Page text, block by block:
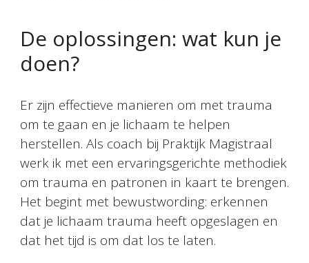
De oplossingen: wat kun je
doen?
Er zijn effectieve manieren om met trauma
om te gaan en je lichaam te helpen
herstellen. Als coach bij Praktijk Magistraal
werk ik met een ervaringsgerichte methodiek
om trauma en patronen in kaart te brengen.
Het begint met bewustwording: erkennen
dat je lichaam trauma heeft opgeslagen en
dat het tijd is om dat los te laten.